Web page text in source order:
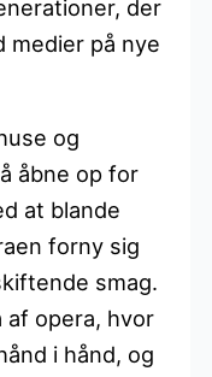
der
medier på nye
og
åbne op for
at blande
forny sig
smag.
opera, hvor
i hånd, og